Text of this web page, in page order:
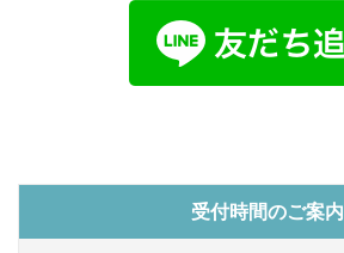
受付時間のご案内